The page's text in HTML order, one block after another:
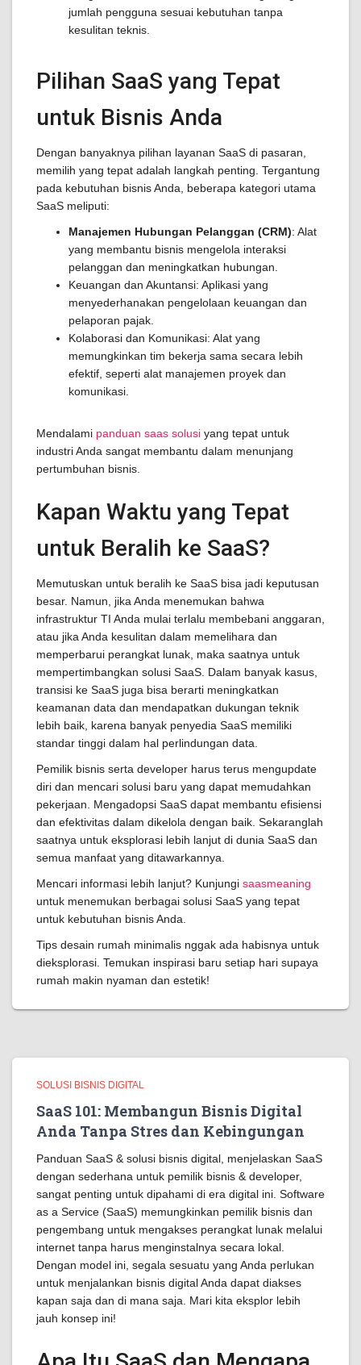
jumlah pengguna sesuai kebutuhan tanpa
kesulitan teknis.
Pilihan SaaS yang Tepat
untuk Bisnis Anda
Dengan banyaknya pilihan layanan SaaS di pasaran,
memilih yang tepat adalah langkah penting. Tergantung
pada kebutuhan bisnis Anda, beberapa kategori utama
SaaS meliputi:
Manajemen Hubungan Pelanggan (CRM): Alat
yang membantu bisnis mengelola interaksi
pelanggan dan meningkatkan hubungan.
Keuangan dan Akuntansi: Aplikasi yang
menyederhanakan pengelolaan keuangan dan
pelaporan pajak.
Kolaborasi dan Komunikasi: Alat yang
memungkinkan tim bekerja sama secara lebih
efektif, seperti alat manajemen proyek dan
komunikasi.
Mendalami panduan saas solusi yang tepat untuk
industri Anda sangat membantu dalam menunjang
pertumbuhan bisnis.
Kapan Waktu yang Tepat
untuk Beralih ke SaaS?
Memutuskan untuk beralih ke SaaS bisa jadi keputusan
besar. Namun, jika Anda menemukan bahwa
infrastruktur TI Anda mulai terlalu membebani anggaran,
atau jika Anda kesulitan dalam memelihara dan
memperbarui perangkat lunak, maka saatnya untuk
mempertimbangkan solusi SaaS. Dalam banyak kasus,
transisi ke SaaS juga bisa berarti meningkatkan
keamanan data dan mendapatkan dukungan teknik
lebih baik, karena banyak penyedia SaaS memiliki
standar tinggi dalam hal perlindungan data.
Pemilik bisnis serta developer harus terus mengupdate
diri dan mencari solusi baru yang dapat memudahkan
pekerjaan. Mengadopsi SaaS dapat membantu efisiensi
dan efektivitas dalam dikelola dengan baik. Sekaranglah
saatnya untuk eksplorasi lebih lanjut di dunia SaaS dan
semua manfaat yang ditawarkannya.
Mencari informasi lebih lanjut? Kunjungi saasmeaning
untuk menemukan berbagai solusi SaaS yang tepat
untuk kebutuhan bisnis Anda.
Tips desain rumah minimalis nggak ada habisnya untuk
dieksplorasi. Temukan inspirasi baru setiap hari supaya
rumah makin nyaman dan estetik!
SOLUSI BISNIS DIGITAL
SaaS 101: Membangun Bisnis Digital
Anda Tanpa Stres dan Kebingungan
Panduan SaaS & solusi bisnis digital, menjelaskan SaaS
dengan sederhana untuk pemilik bisnis & developer,
sangat penting untuk dipahami di era digital ini. Software
as a Service (SaaS) memungkinkan pemilik bisnis dan
pengembang untuk mengakses perangkat lunak melalui
internet tanpa harus menginstalnya secara lokal.
Dengan model ini, segala sesuatu yang Anda perlukan
untuk menjalankan bisnis digital Anda dapat diakses
kapan saja dan di mana saja. Mari kita eksplor lebih
jauh konsep ini!